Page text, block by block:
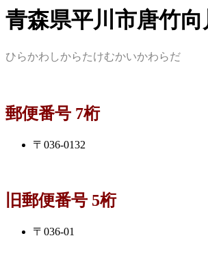
青森県平川市唐竹向
ひらかわしからたけむかいかわらだ
郵便番号 7桁
〒036-0132
旧郵便番号 5桁
〒036-01